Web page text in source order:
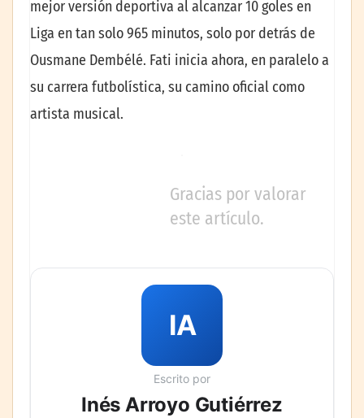
mejor versión deportiva al alcanzar 10 goles en
Liga en tan solo 965 minutos, solo por detrás de
Ousmane Dembélé. Fati inicia ahora, en paralelo a
su carrera futbolística, su camino oficial como
artista musical.
Gracias por valorar
este artículo.
IA
Escrito por
Inés Arroyo Gutiérrez